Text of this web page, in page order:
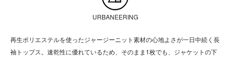
URBANEERING
再生ポリエステルを使ったジャージーニット素材の心地よさが一日中続く長
袖トップス。速乾性に優れているため、そのまま1枚でも、ジャケットの下